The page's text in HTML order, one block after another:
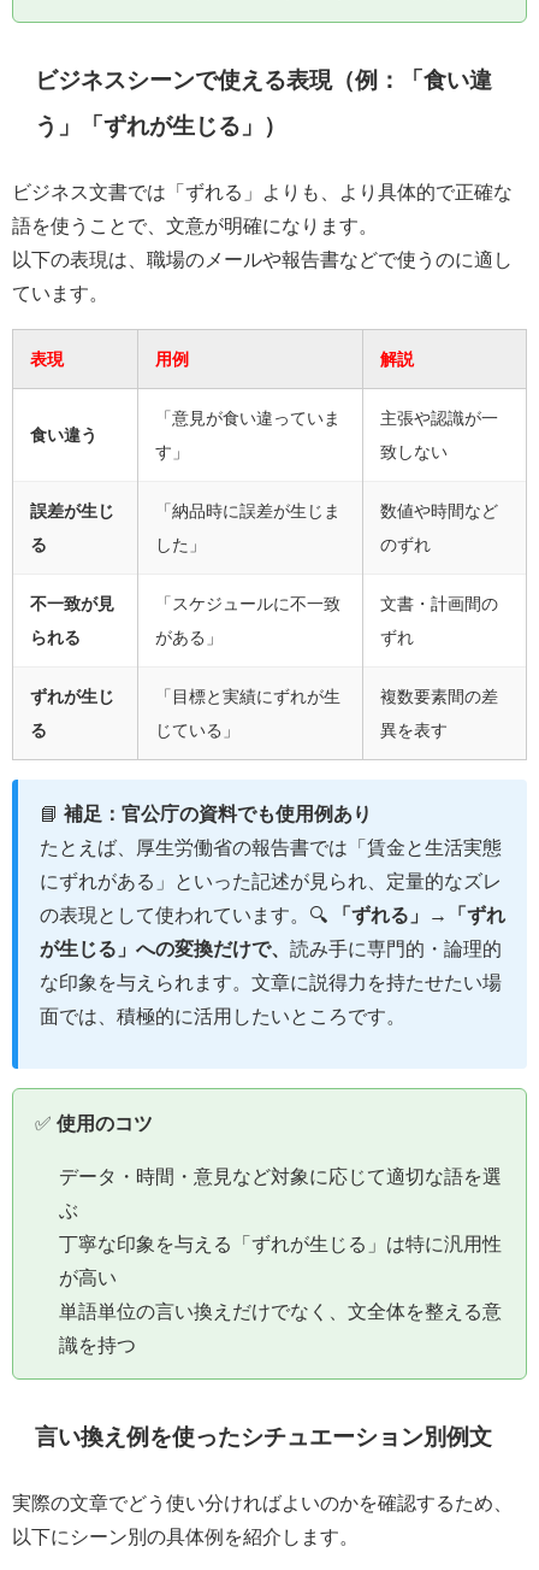
ビジネスシーンで使える表現（例：「食い違
う」「ずれが生じる」）
ビジネス文書では「ずれる」よりも、より具体的で正確な
語を使うことで、文意が明確になります。
以下の表現は、職場のメールや報告書などで使うのに適し
ています。
表現 用例 解説
食い違う
「意見が食い違っていま
す」
主張や認識が一
致しない
誤差が生じ
る
「納品時に誤差が生じま
した」
数値や時間など
のずれ
不一致が見
られる
「スケジュールに不一致
がある」
文書・計画間の
ずれ
ずれが生じ
る
「目標と実績にずれが生
じている」
複数要素間の差
異を表す
📘 補足：官公庁の資料でも使用例あり
たとえば、厚生労働省の報告書では「賃金と生活実態
にずれがある」といった記述が見られ、定量的なズレ
の表現として使われています。🔍
「ずれる」→「ずれ
が生じる」への変換だけで、 読み手に専門的・論理的
な印象を与えられます。文章に説得力を持たせたい場
面では、積極的に活用したいところです。
✅ 使用のコツ
データ・時間・意見など対象に応じて適切な語を選
ぶ
丁寧な印象を与える「ずれが生じる」は特に汎用性
が高い
単語単位の言い換えだけでなく、文全体を整える意
識を持つ
言い換え例を使ったシチュエーション別例文
実際の文章でどう使い分ければよいのかを確認するため、
以下にシーン別の具体例を紹介します。